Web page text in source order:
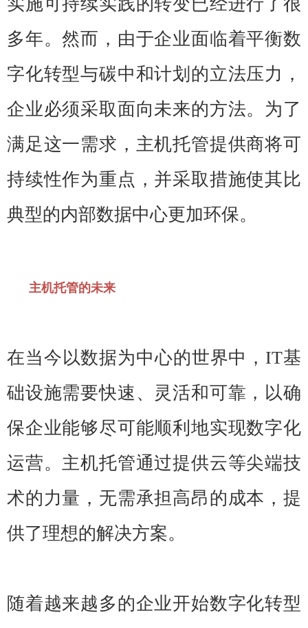
实施可持续实践的转变已经进行了很
多年。然而，由于企业面临着平衡数
字化转型与碳中和计划的立法压力，
企业必须采取面向未来的方法。为了
满足这一需求，主机托管提供商将可
持续性作为重点，并采取措施使其比
典型的内部数据中心更加环保。
主机托管的未来
在当今以数据为中心的世界中，IT基
础设施需要快速、灵活和可靠，以确
保企业能够尽可能顺利地实现数字化
运营。主机托管通过提供云等尖端技
术的力量，无需承担高昂的成本，提
供了理想的解决方案。
随着越来越多的企业开始数字化转型